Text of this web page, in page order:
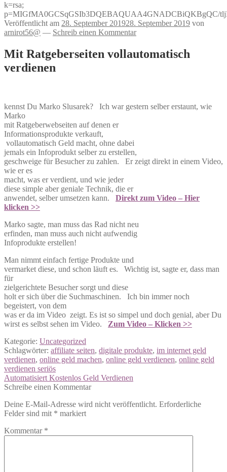
k=rsa;
p=MIGfMA0GCSqGSIb3DQEBAQUAA4GNADCBiQKBgQC/
Veröffentlicht am 28. September 201928. September 2019 von
arnirot56@ — Schreib einen Kommentar
Mit Ratgeberseiten vollautomatisch
verdienen
kennst Du Marko Slusarek? Ich war gestern selber erstaunt, wie
Marko
mit Ratgeberwebseiten auf denen er
Informationsprodukte verkauft,
vollautomatisch Geld macht, ohne dabei
jemals ein Infoprodukt selber zu erstellen,
geschweige für Besucher zu zahlen. Er zeigt direkt in einem Video,
wie er es
macht, was er verdient, und wie jeder
diese simple aber geniale Technik, die er
anwendet, selber umsetzen kann. Direkt zum Video – Hier
klicken >>
Marko sagte, man muss das Rad nicht neu
erfinden, man muss auch nicht aufwendig
Infoprodukte erstellen!
Man nimmt einfach fertige Produkte und
vermarket diese, und schon läuft es. Wichtig ist, sagte er, dass man
für
zielgerichtete Besucher sorgt und diese
holt er sich über die Suchmaschinen. Ich bin immer noch
begeistert, von dem
was er da im Video zeigt. Es ist so simpel und doch genial, aber Du
wirst es selbst sehen im Video. Zum Video – Klicken >>
Kategorie: Uncategorized
Schlagwörter: affiliate seiten, digitale produkte, im internet geld
verdienen, online geld machen, online geld verdienen, online geld
verdienen seriös
Beitragsnavigation
Vorheriger
Beitrag:
Automatisiert Kostenlos Geld Verdienen
Schreibe einen Kommentar
Deine E-Mail-Adresse wird nicht veröffentlicht. Erforderliche
Felder sind mit * markiert
Kommentar *